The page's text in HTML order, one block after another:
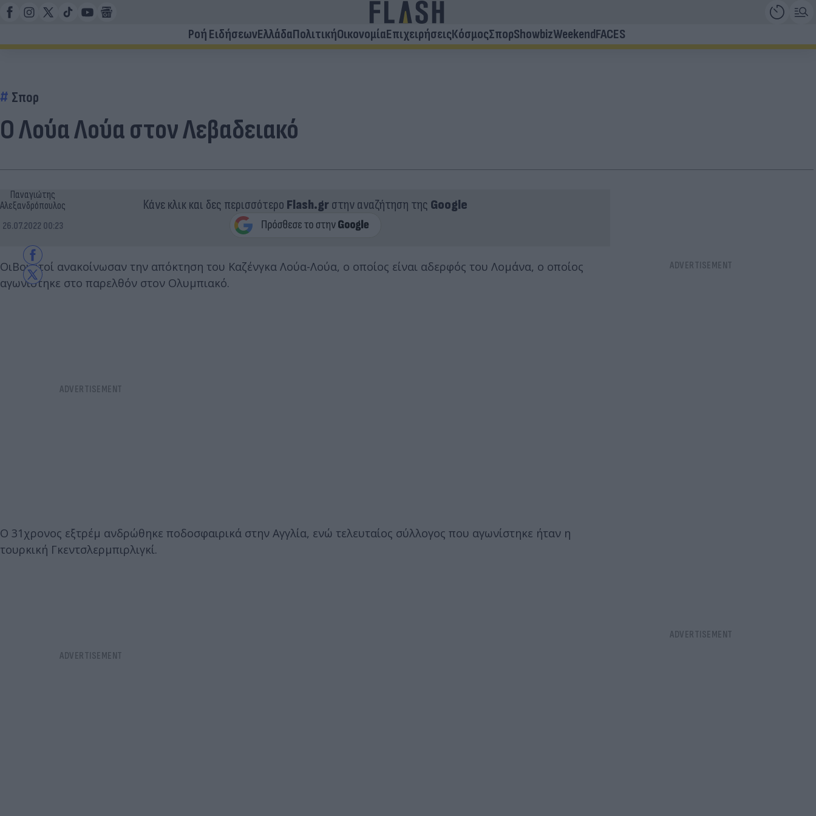
Ροή ΕιδήσεωνΕλλάδαΠολιτικήΟικονομίαΕπιχειρήσειςΚόσμοςΣπορShowbizWeekendFACES
Σπορ
Ο Λούα Λούα στον Λεβαδειακό
Παναγιώτης
Αλεξανδρόπουλος
26.07.2022 00:23
Κάνε κλικ και δες περισσότερο Flash.grστην αναζήτηση της Google
ΟιΒοιωτοί ανακοίνωσαν την απόκτηση του Καζένγκα Λούα-Λούα, ο οποίος είναι αδερφός του Λομάνα, ο οποίος
αγωνίστηκε στο παρελθόν στον Ολυμπιακό.
Ο 31χρονος εξτρέμ ανδρώθηκε ποδοσφαιρικά στην Αγγλία, ενώ τελευταίος σύλλογος που αγωνίστηκε ήταν η
τουρκική Γκεντσλερμπιρλιγκί.